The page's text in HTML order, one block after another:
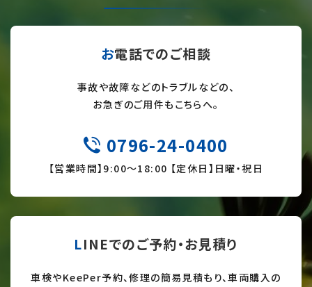
お電話でのご相談
事故や故障などのトラブルなどの、
お急ぎのご用件もこちらへ。
TEL
0796-24-0400
【営業時間】9:00～18:00 【定休日】日曜・祝日
LINEでのご予約・お見積り
車検やKeePer予約、修理の簡易見積もり、車両購入の